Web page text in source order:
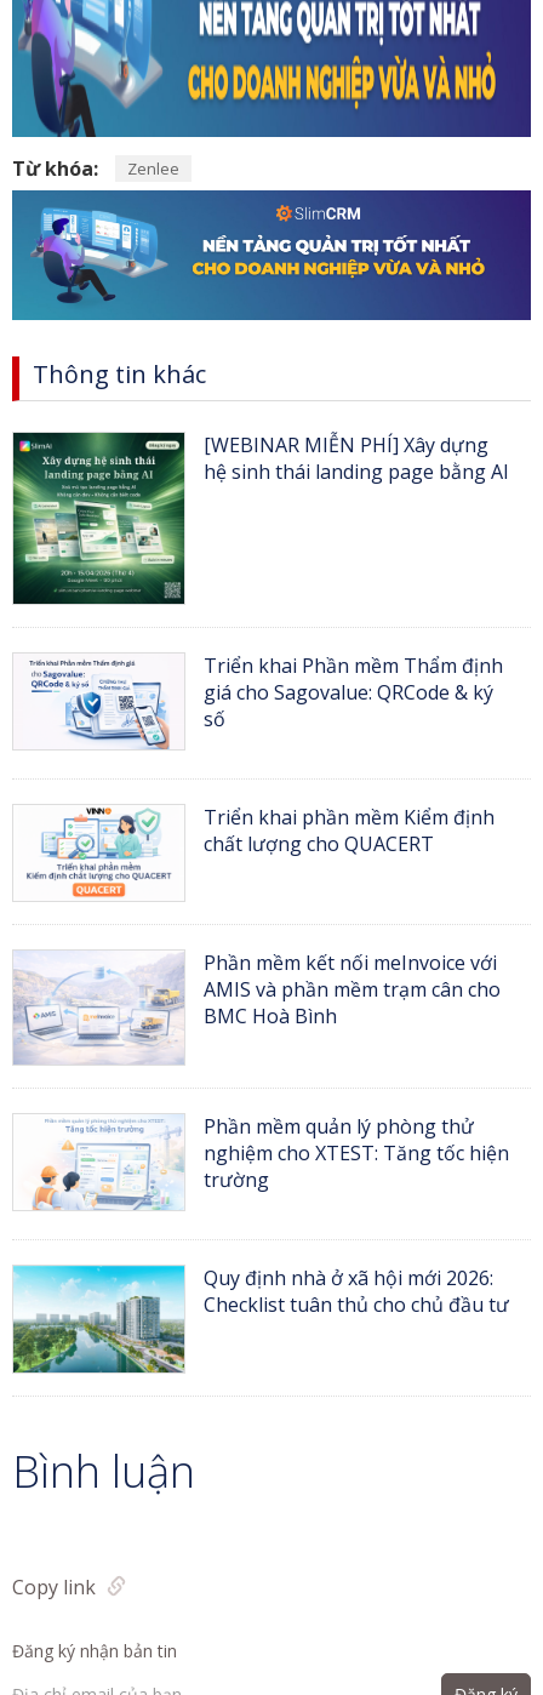
Từ khóa: Zenlee
Thông tin khác
[WEBINAR MIỄN PHÍ] Xây dựng
hệ sinh thái landing page bằng AI
Triển khai Phần mềm Thẩm định
giá cho Sagovalue: QRCode & ký
số
Triển khai phần mềm Kiểm định
chất lượng cho QUACERT
Phần mềm kết nối meInvoice với
AMIS và phần mềm trạm cân cho
BMC Hoà Bình
Phần mềm quản lý phòng thử
nghiệm cho XTEST: Tăng tốc hiện
trường
Quy định nhà ở xã hội mới 2026:
Checklist tuân thủ cho chủ đầu tư
Bình luận
Copy link
Đăng ký nhận bản tin